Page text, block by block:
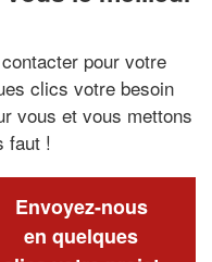
pour votre
clics votre besoin
vous et vous mettons
faut !
Envoyez-nous
en quelques